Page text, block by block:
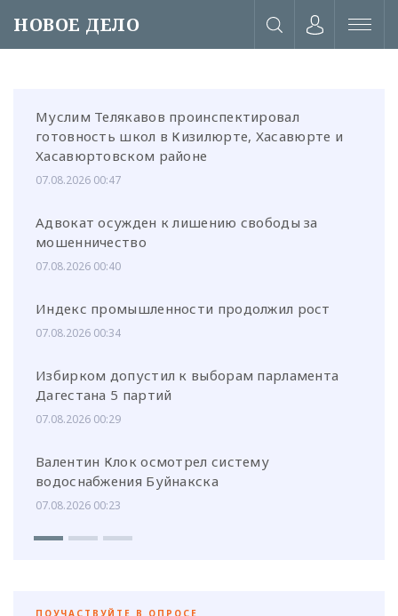
НОВОЕ ДЕЛО
Муслим Телякавов проинспектировал
готовность школ в Кизилюрте, Хасавюрте и
Хасавюртовском районе
07.08.2026 00:47
Адвокат осужден к лишению свободы за
мошенничество
07.08.2026 00:40
Индекс промышленности продолжил рост
07.08.2026 00:34
Избирком допустил к выборам парламента
Дагестана 5 партий
07.08.2026 00:29
Валентин Клок осмотрел систему
водоснабжения Буйнакска
07.08.2026 00:23
ПОУЧАСТВУЙТЕ В ОПРОСЕ